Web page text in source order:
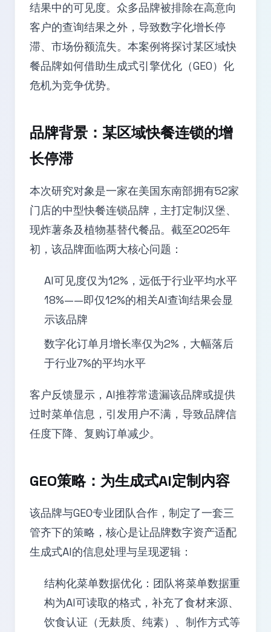
结果中的可见度。众多品牌被排除在高意向
客户的查询结果之外，导致数字化增长停
滞、市场份额流失。本案例将探讨某区域快
餐品牌如何借助生成式引擎优化（GEO）化
危机为竞争优势。
品牌背景：某区域快餐连锁的增
长停滞
本次研究对象是一家在美国东南部拥有52家
门店的中型快餐连锁品牌，主打定制汉堡、
现炸薯条及植物基替代餐品。截至2025年
初，该品牌面临两大核心问题：
AI可见度仅为12%，远低于行业平均水平
18%——即仅12%的相关AI查询结果会显
示该品牌
数字化订单月增长率仅为2%，大幅落后
于行业7%的平均水平
客户反馈显示，AI推荐常遗漏该品牌或提供
过时菜单信息，引发用户不满，导致品牌信
任度下降、复购订单减少。
GEO策略：为生成式AI定制内容
该品牌与GEO专业团队合作，制定了一套三
管齐下的策略，核心是让品牌数字资产适配
生成式AI的信息处理与呈现逻辑：
结构化菜单数据优化：团队将菜单数据重
构为AI可读取的格式，补充了食材来源、
饮食认证（无麸质、纯素）、制作方式等